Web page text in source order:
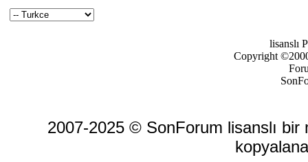
lisanslı
Copyright
2007-2025 © SonForum lisanslı bir